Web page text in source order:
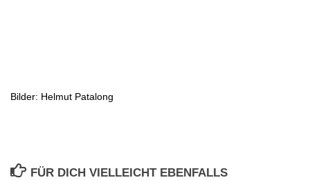
Bilder: Helmut Patalong
FÜR DICH VIELLEICHT EBENFALLS